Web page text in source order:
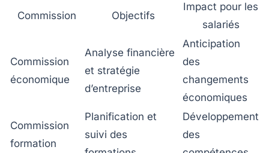
Commission Objectifs
Impact pour les
salariés
Commission
économique
Analyse financière
et stratégie
d’entreprise
Anticipation
des
changements
économiques
Commission
formation
Planification et
suivi des
Développement
des